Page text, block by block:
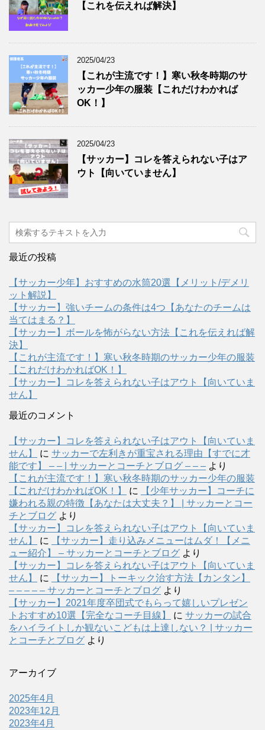
【これを伝えれば解決】
2025/04/23
【これが主流です！】寒い秋冬時期のサ
ッカー少年の服装【これだけわかれば
OK！】
2025/04/23
【サッカー】コレを答えられない子はア
ウト【向いていません】
最近の投稿
【サッカー少年】おすすめの水筒20選【メリット/デメリ
ット解説】
【サッカー】強いチームの条件は4つ【あなたのチームは
当てはまる？】
【サッカー】ボールを怖がらない方法【これを伝えれば解
決】
【これが主流です！】寒い秋冬時期のサッカー少年の服装
【これだけわかればOK！】
【サッカー】コレを答えられない子はアウト【向いていま
せん】
最近のコメント
【サッカー】コレを答えられない子はアウト【向いていま
せん】
に サッカーで左利きが重宝される理由【すでに才
能です】 – – | サッカーとコーチとブログ – – – より
【これが主流です！】寒い秋冬時期のサッカー少年の服装
【これだけわかればOK！】
に
【少年サッカー】コーチに
嫌われる親の特徴【あなたは大丈夫？】 | サッカーとコー
チとブログ より
【サッカー】コレを答えられない子はアウト【向いていま
せん】
に
【サッカー】走り込みメニューはムダ！【メニ
ュー紹介】 – サッカーとコーチとブログ より
【サッカー】コレを答えられない子はアウト【向いていま
せん】
に
【サッカー】トーキック治す方法【カンタン】
– – – – – サッカーとコーチとブログ より
【サッカー】2021年度卒団式でもらって嬉しいプレゼン
トおすすめ10選【完全なコーチ目線】
に サッカーの試合
をハイライトしか観ないこどもは上達しない？ | サッカー
とコーチとブログ より
アーカイブ
2025年4月
2023年12月
2023年4月